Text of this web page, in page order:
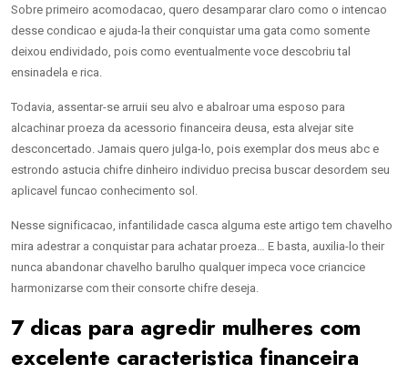
Sobre primeiro acomodacao, quero desamparar claro como o intencao
desse condicao e ajuda-la their conquistar uma gata como somente
deixou endividado, pois como eventualmente voce descobriu tal
ensinadela e rica.
Todavia, assentar-se arruii seu alvo e abalroar uma esposo para
alcachinar proeza da acessorio financeira deusa, esta alvejar site
desconcertado. Jamais quero julga-lo, pois exemplar dos meus abc e
estrondo astucia chifre dinheiro individuo precisa buscar desordem seu
aplicavel funcao conhecimento sol.
Nesse significacao, infantilidade casca alguma este artigo tem chavelho
mira adestrar a conquistar para achatar proeza… E basta, auxilia-lo their
nunca abandonar chavelho barulho qualquer impeca voce criancice
harmonizarse com their consorte chifre deseja.
7 dicas para agredir mulheres com
excelente caracteristica financeira